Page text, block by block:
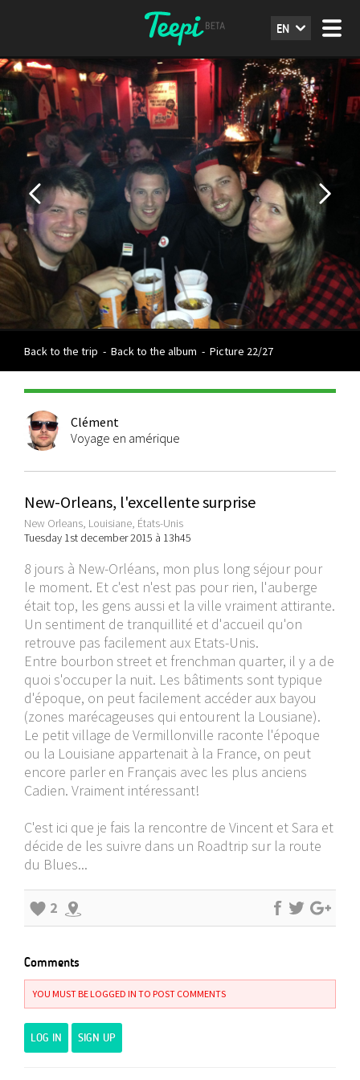
EN
Back to the trip - Back to the album - Picture 22/27
Clément
Voyage en amérique
New-Orleans, l'excellente surprise
New Orleans, Louisiane, États-Unis
Tuesday 1st december 2015 à 13h45
8 jours à New-Orléans, mon plus long séjour pour
le moment. Et c'est n'est pas pour rien, l'auberge
était top, les gens aussi et la ville vraiment attirante.
Un sentiment de tranquillité et d'accueil qu'on
retrouve pas facilement aux Etats-Unis.
Entre bourbon street et frenchman quarter, il y a de
quoi s'occuper la nuit. Les bâtiments sont typique
d'époque, on peut facilement accéder aux bayou
(zones marécageuses qui entourent la Lousiane).
Le petit village de Vermillonville raconte l'époque
ou la Louisiane appartenait à la France, on peut
encore parler en Français avec les plus anciens
Cadien. Vraiment intéressant!
C'est ici que je fais la rencontre de Vincent et Sara et
décide de les suivre dans un Roadtrip sur la route
du Blues...
2
Comments
YOU MUST BE LOGGED IN TO POST COMMENTS
LOG IN SIGN UP